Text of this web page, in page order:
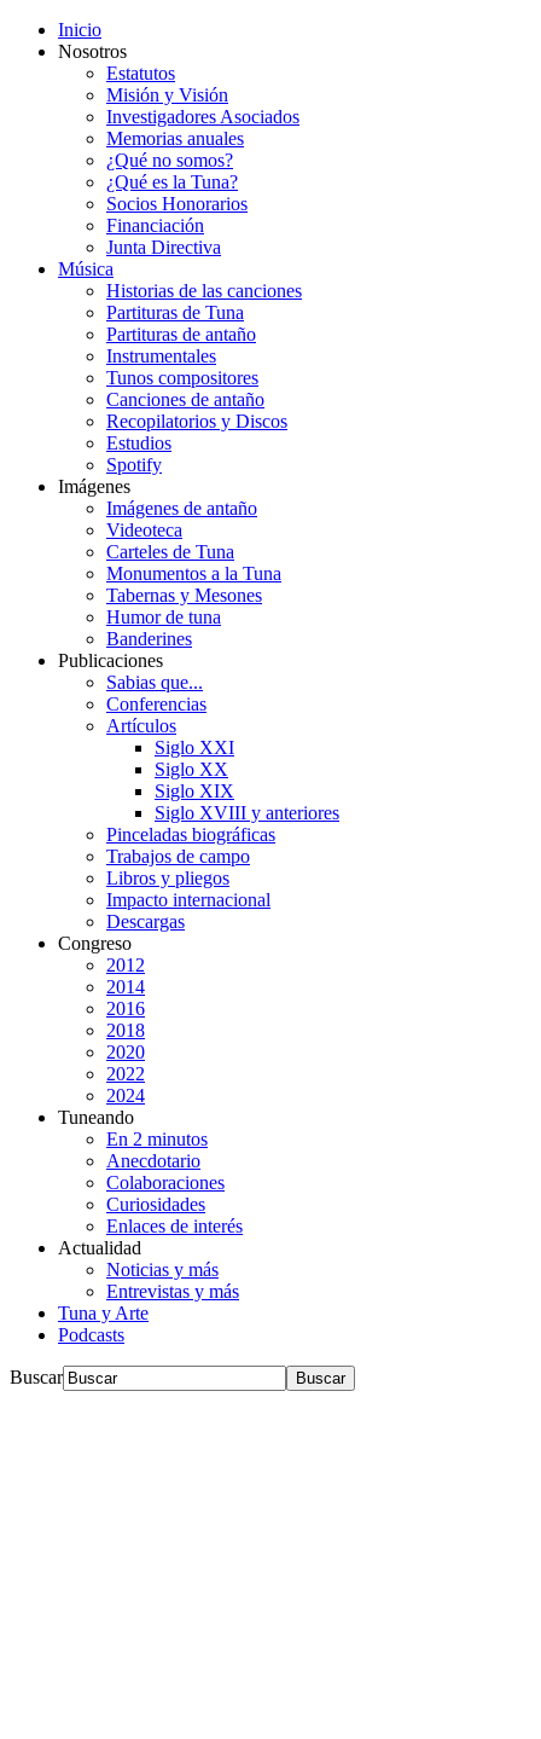
Inicio
Nosotros
Estatutos
Misión y Visión
Investigadores Asociados
Memorias anuales
¿Qué no somos?
¿Qué es la Tuna?
Socios Honorarios
Financiación
Junta Directiva
Música
Historias de las canciones
Partituras de Tuna
Partituras de antaño
Instrumentales
Tunos compositores
Canciones de antaño
Recopilatorios y Discos
Estudios
Spotify
Imágenes
Imágenes de antaño
Videoteca
Carteles de Tuna
Monumentos a la Tuna
Tabernas y Mesones
Humor de tuna
Banderines
Publicaciones
Sabias que...
Conferencias
Artículos
Siglo XXI
Siglo XX
Siglo XIX
Siglo XVIII y anteriores
Pinceladas biográficas
Trabajos de campo
Libros y pliegos
Impacto internacional
Descargas
Congreso
2012
2014
2016
2018
2020
2022
2024
Tuneando
En 2 minutos
Anecdotario
Colaboraciones
Curiosidades
Enlaces de interés
Actualidad
Noticias y más
Entrevistas y más
Tuna y Arte
Podcasts
Buscar